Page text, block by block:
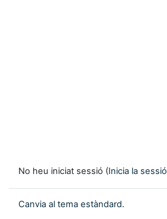
No heu iniciat sessió (Inicia la sessió
Canvia al tema estàndard.